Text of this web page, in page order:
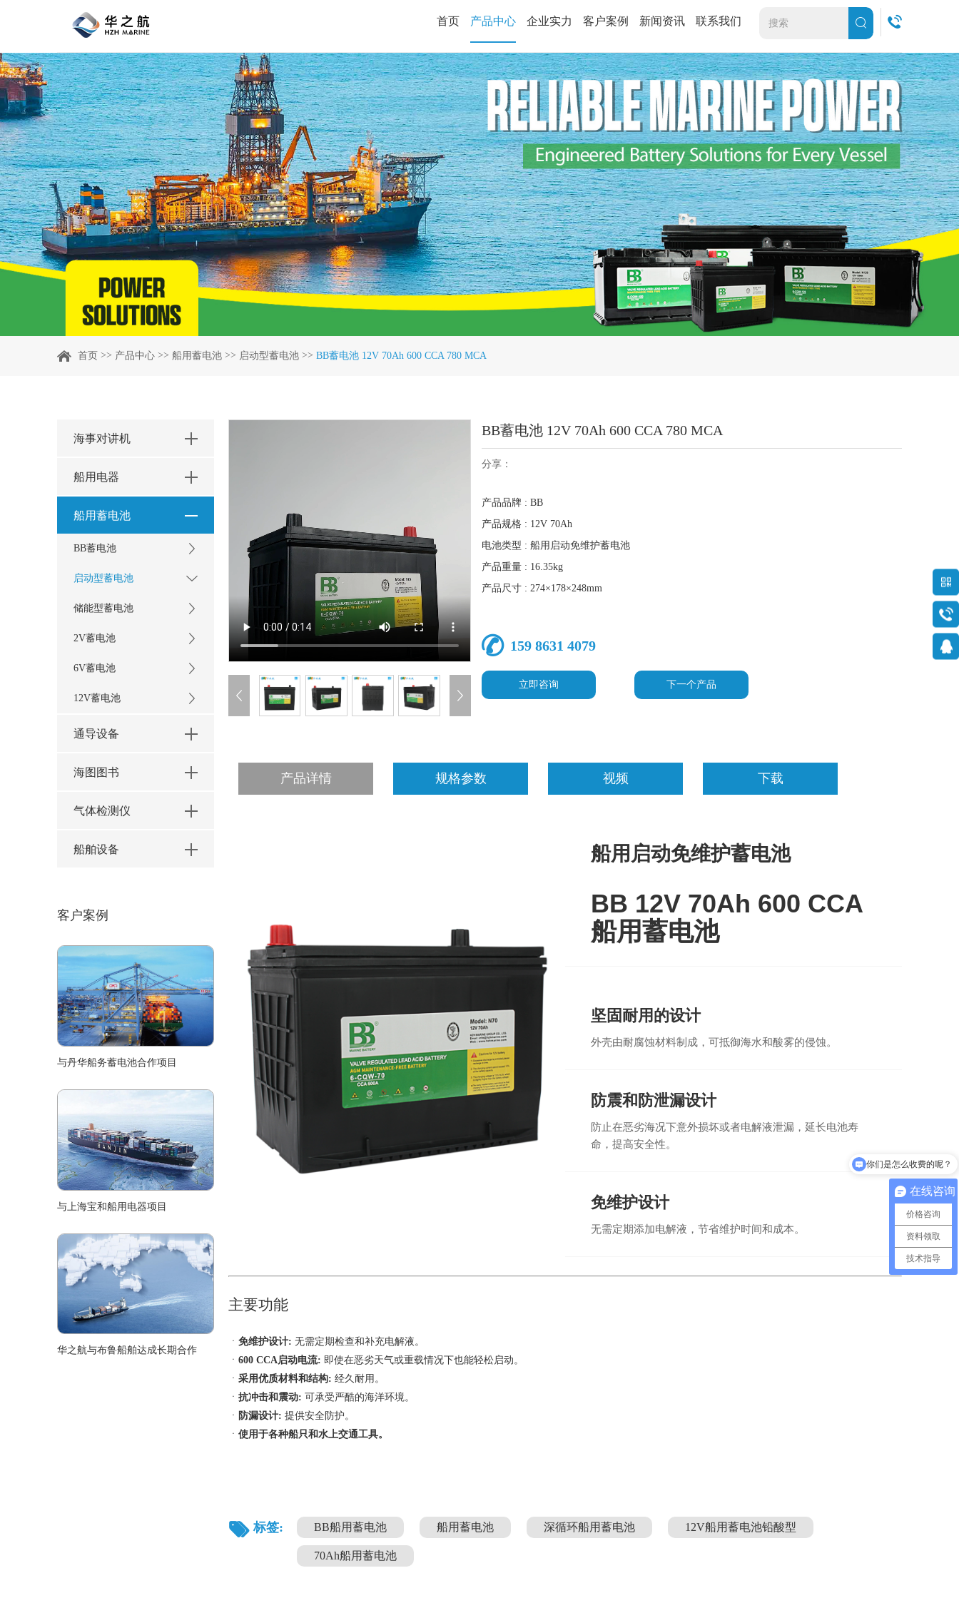
首页 产品中心 企业实力 客户案例 新闻资讯 联系我们
首页 >> 产品中心 >> 船用蓄电池 >> 启动型蓄电池 >> BB蓄电池 12V 70Ah 600 CCA 780 MCA
BB蓄电池 12V 70Ah 600 CCA 780 MCA
分享：
产品品牌 : BB
产品规格 : 12V 70Ah
电池类型 : 船用启动免维护蓄电池
产品重量 : 16.35kg
产品尺寸 : 274×178×248mm
159 8631 4079
立即咨询 下一个产品
产品详情 规格参数 视频 下载
船用启动免维护蓄电池
BB 12V 70Ah 600 CCA
船用蓄电池
坚固耐用的设计
外壳由耐腐蚀材料制成，可抵御海水和酸雾的侵蚀。
防震和防泄漏设计
防止在恶劣海况下意外损坏或者电解液泄漏，延长电池寿
命，提高安全性。
免维护设计
无需定期添加电解液，节省维护时间和成本。
主要功能
ㆍ 免维护设计: 无需定期检查和补充电解液。
ㆍ 600 CCA启动电流: 即使在恶劣天气或重载情况下也能轻松启动。
ㆍ 采用优质材料和结构: 经久耐用。
ㆍ 抗冲击和震动: 可承受严酷的海洋环境。
ㆍ 防漏设计: 提供安全防护。
ㆍ 使用于各种船只和水上交通工具。
标签: BB船用蓄电池 船用蓄电池 深循环船用蓄电池 12V船用蓄电池铅酸型
70Ah船用蓄电池
海事对讲机
船用电器
船用蓄电池
BB蓄电池
启动型蓄电池
储能型蓄电池
2V蓄电池
6V蓄电池
12V蓄电池
通导设备
海图图书
气体检测仪
船舶设备
客户案例
与丹华船务蓄电池合作项目
与上海宝和船用电器项目
华之航与布鲁船舶达成长期合作
在线咨询
价格咨询
资料领取
技术指导
你们是怎么收费的呢？